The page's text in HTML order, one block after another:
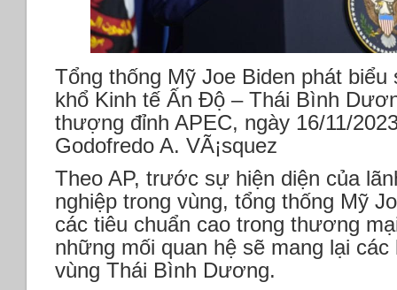
Tổng thống Mỹ Joe Biden phát
khổ Kinh tế Ấn Độ – Thái Bình
thượng đỉnh APEC, ngày 16/11/
Godofredo A. VÃ¡squez
Theo AP, trước sự hiện diện của
nghiệp trong vùng, tổng thống Mỹ
các tiêu chuẩn cao trong thương
những mối quan hệ sẽ mang lại
vùng Thái Bình Dương.